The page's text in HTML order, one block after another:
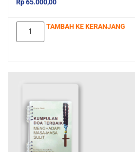
Rp 65.000,00
TAMBAH KE KERANJANG